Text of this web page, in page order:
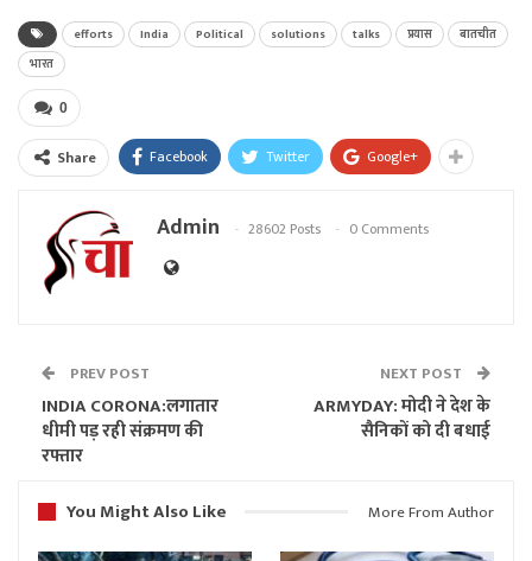
efforts India Political solutions talks प्रयास
बातचीत
भारत
0
Share Facebook Twitter Google+
Admin 28602 Posts 0 Comments
PREV POST
INDIA CORONA:लगातार
धीमी पड़ रही संक्रमण की
रफ्तार
NEXT POST
ARMYDAY: मोदी ने देश के
सैनिकों को दी बधाई
You Might Also Like More From Author